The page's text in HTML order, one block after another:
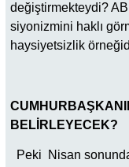
değiştirmekteydi?
siyonizmini haklı
haysiyetsizlik
BELİRLEYECEK?
Peki Nisan